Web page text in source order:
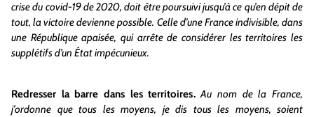
crise du covid-19 de 2020, doit être poursuivi jusqu’à ce qu’en dépit de
tout, la victoire devienne possible. Celle d’une France indivisible, dans
une République apaisée, qui arrête de considérer les territoires les
supplétifs d’un État impécunieux.
Redresser la barre dans les territoires. Au nom de la France,
j’ordonne que tous les moyens, je dis tous les moyens, soient